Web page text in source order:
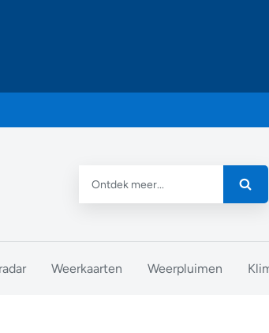
Weerkaarten Weerpluimen